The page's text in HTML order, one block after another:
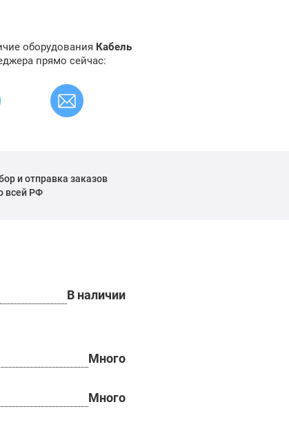
оборудования Кабель
прямо сейчас:
и отправка заказов
всей РФ
В наличии
Много
Много